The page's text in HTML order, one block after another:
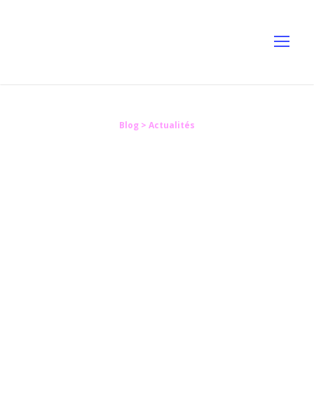
Blog > Actualités